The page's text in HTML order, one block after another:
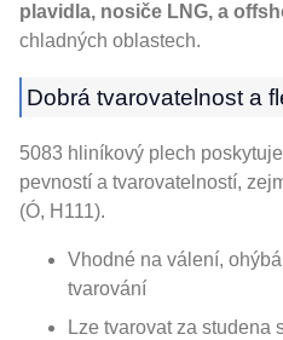
plavidla, nosiče LNG, a
chladných oblastech.
Dobrá tvarovatelnost a
5083 hliníkový plech
pevností a tvarovatelností,
(Ó, H111).
Vhodné na válení,
tvarování
Lze tvarovat za studena